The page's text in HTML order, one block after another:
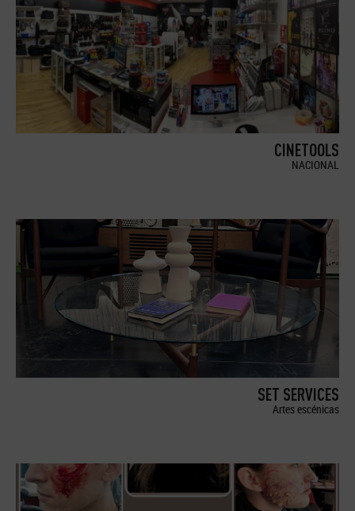
CINETOOLS
NACIONAL
SET SERVICES
Artes escénicas